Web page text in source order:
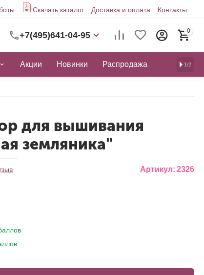
Скачать каталог Доставка и оплата Контакты
+7(495)641-04-95 0
Акции Новинки Распродажа 1/2
для вышивания
земляника"
Артикул: 2326